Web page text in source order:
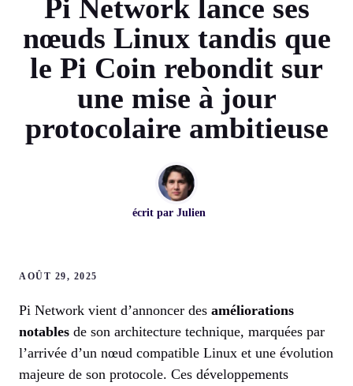
Pi Network lance ses
nœuds Linux tandis que
le Pi Coin rebondit sur
une mise à jour
protocolaire ambitieuse
écrit par Julien
AOÛT 29, 2025
Pi Network vient d’annoncer des améliorations
notables de son architecture technique, marquées par
l’arrivée d’un nœud compatible Linux et une évolution
majeure de son protocole. Ces développements